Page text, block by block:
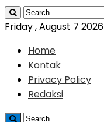
Friday , August 7 2026
Home
Kontak
Privacy Policy
Redaksi